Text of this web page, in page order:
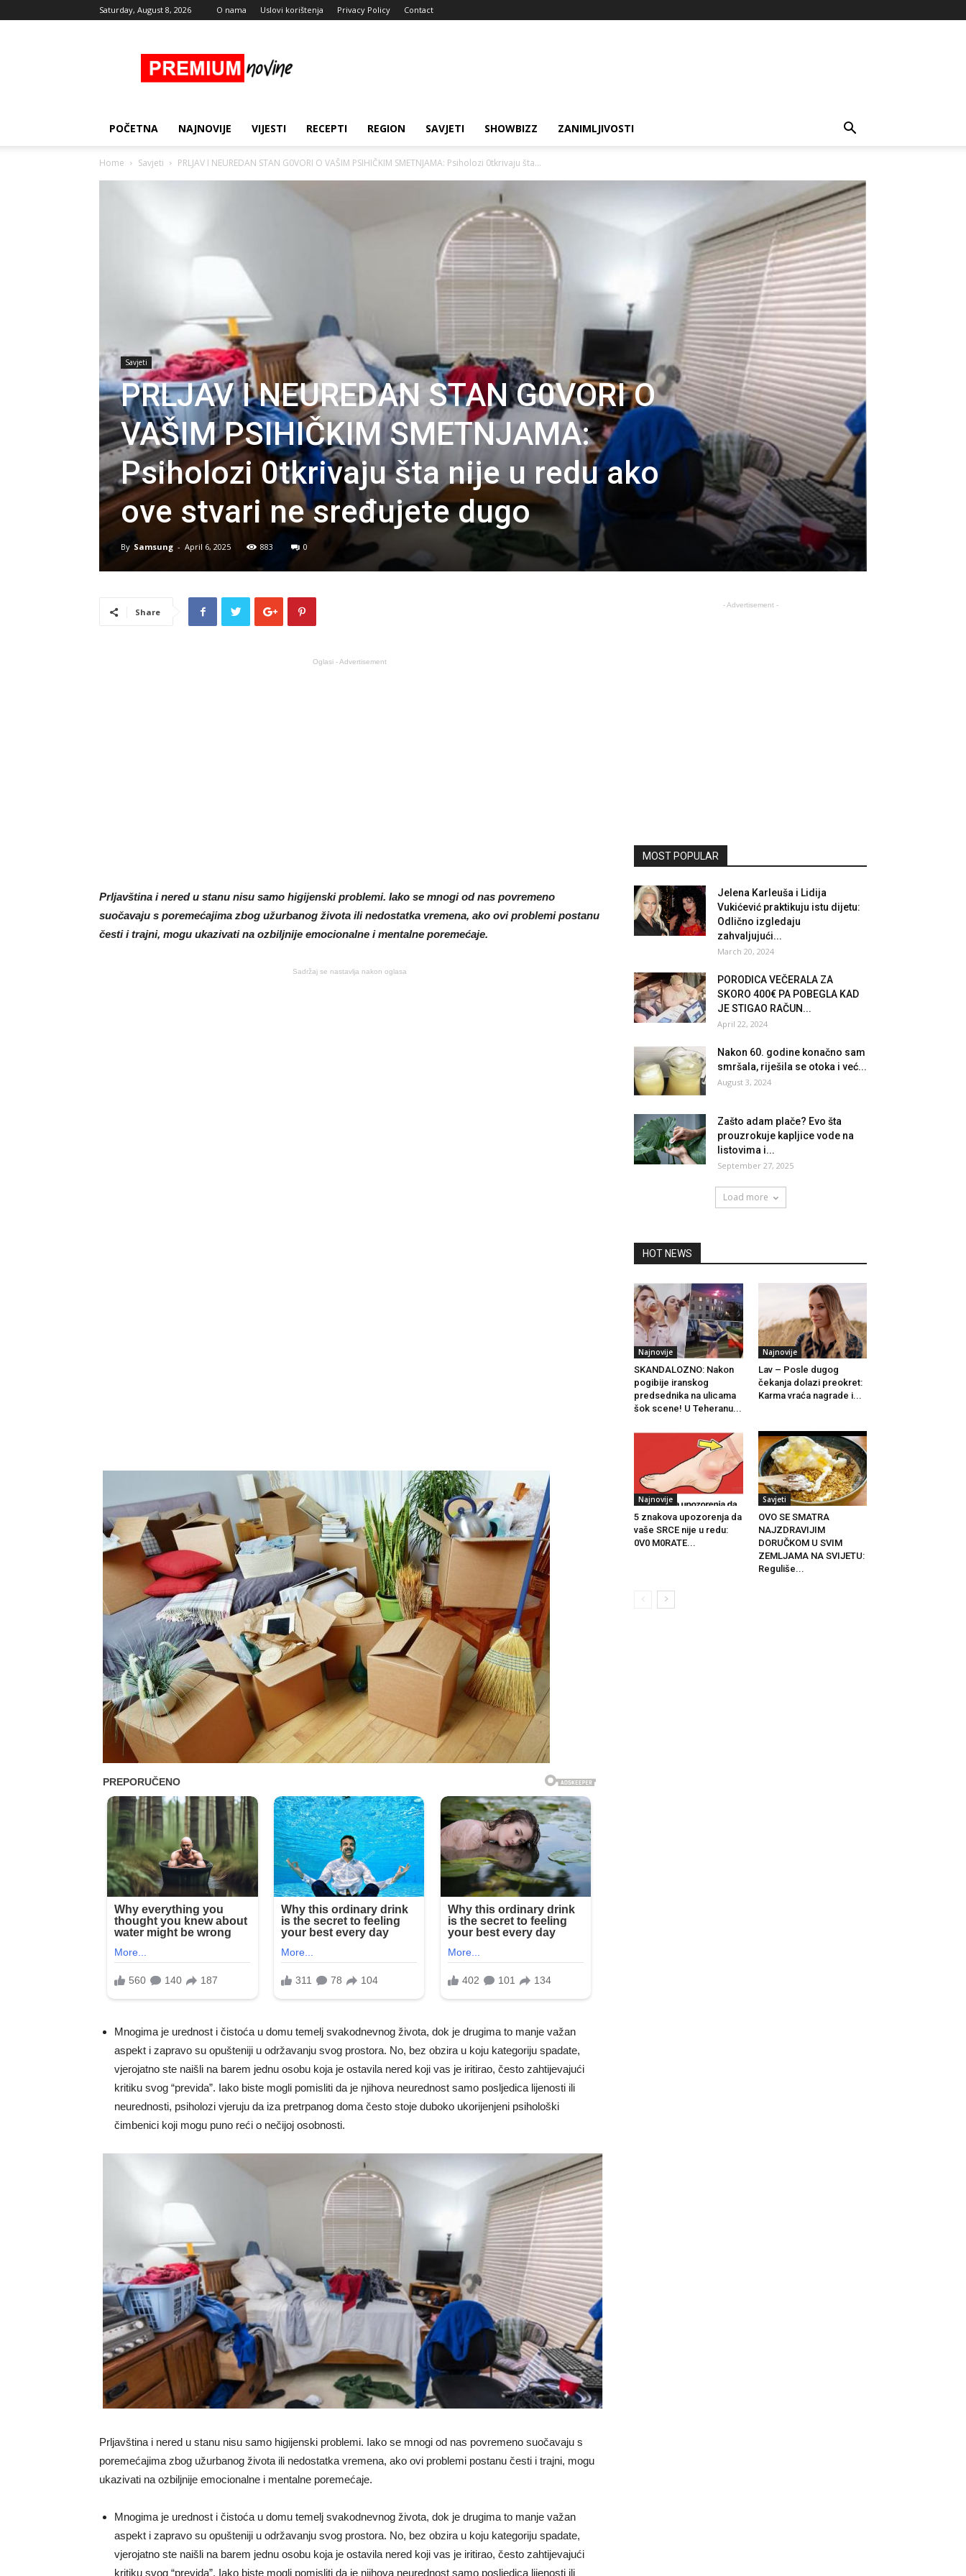
Saturday, August 8, 2026 O nama Uslovi korištenja Privacy Policy Contact
Novine
POČETNA NAJNOVIJE VIJESTI RECEPTI REGION SAVJETI SHOWBIZZ ZANIMLJIVOSTI
Home Savjeti PRLJAV I NEUREDAN STAN G0VORI O VAŠIM PSIHIČKIM SMETNJAMA: Psiholozi 0tkrivaju šta...
Savjeti
PRLJAV I NEUREDAN STAN G0VORI O
VAŠIM PSIHIČKIM SMETNJAMA:
Psiholozi 0tkrivaju šta nije u redu ako
ove stvari ne sređujete dugo
By Samsung - April 6, 2025 883 0
Share
Oglasi - Advertisement
Prljavština i nered u stanu nisu samo higijenski problemi. Iako se mnogi od nas povremeno
suočavaju s poremećajima zbog užurbanog života ili nedostatka vremena, ako ovi problemi postanu
česti i trajni, mogu ukazivati ​​na ozbiljnije emocionalne i mentalne poremećaje.
Sadržaj se nastavlja nakon oglasa
Mnogima je urednost i čistoća u domu temelj svakodnevnog života, dok je drugima to manje važan
aspekt i zapravo su opušteniji u održavanju svog prostora. No, bez obzira u koju kategoriju spadate,
vjerojatno ste naišli na barem jednu osobu koja je ostavila nered koji vas je iritirao, često zahtijevajući
kritiku svog “previda”. Iako biste mogli pomisliti da je njihova neurednost samo posljedica lijenosti ili
neurednosti, psiholozi vjeruju da iza pretrpanog doma često stoje duboko ukorijenjeni psihološki
čimbenici koji mogu puno reći o nečijoj osobnosti.
Prljavština i nered u stanu nisu samo higijenski problemi. Iako se mnogi od nas povremeno suočavaju s
poremećajima zbog užurbanog života ili nedostatka vremena, ako ovi problemi postanu česti i trajni, mogu
ukazivati ​​na ozbiljnije emocionalne i mentalne poremećaje.
Mnogima je urednost i čistoća u domu temelj svakodnevnog života, dok je drugima to manje važan
aspekt i zapravo su opušteniji u održavanju svog prostora. No, bez obzira u koju kategoriju spadate,
vjerojatno ste naišli na barem jednu osobu koja je ostavila nered koji vas je iritirao, često zahtijevajući
kritiku svog “previda”. Iako biste mogli pomisliti da je njihova neurednost samo posljedica lijenosti ili
- Advertisement -
MOST POPULAR
Jelena Karleuša i Lidija
Vukićević praktikuju istu dijetu:
Odlično izgledaju
zahvaljujući...
March 20, 2024
PORODICA VEČERALA ZA
SKORO 400€ PA POBEGLA KAD
JE STIGAO RAČUN...
April 22, 2024
Nakon 60. godine konačno sam
smršala, riješila se otoka i već...
August 3, 2024
Zašto adam plače? Evo šta
prouzrokuje kapljice vode na
listovima i...
September 27, 2025
Load more
HOT NEWS
Najnovije
SKANDALOZNO: Nakon
pogibije iranskog
predsednika na ulicama
šok scene! U Teheranu...
Najnovije
Lav – Posle dugog
čekanja dolazi preokret:
Karma vraća nagrade i...
Najnovije
5 znakova upozorenja da
vaše SRCE nije u redu:
0V0 M0RATE...
Savjeti
OVO SE SMATRA
NAJZDRAVIJIM
DORUČKOM U SVIM
ZEMLJAMA NA SVIJETU:
Reguliše...